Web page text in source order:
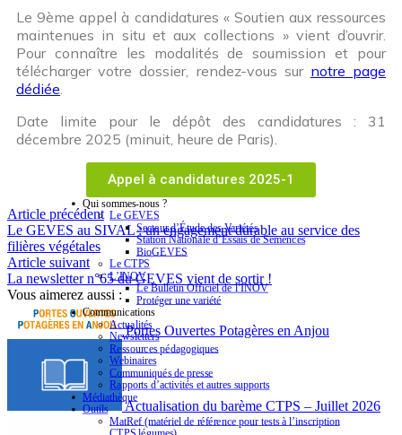
Le 9ème appel à candidatures « Soutien aux ressources
maintenues in situ et aux collections » vient d’ouvrir.
Pour connaître les modalités de soumission et pour
télécharger votre dossier, rendez-vous sur notre page
dédiée
Date limite pour le dépôt des candidatures : 31
décembre 2025 (minuit, heure de Paris).
Appel à candidatures 2025-1
Article précédent
Le GEVES au SIVAL : un engagement durable au service des
filières végétales
Article suivant
La newsletter n°65 du GEVES vient de sortir !
Vous aimerez aussi :
Portes Ouvertes Potagères en Anjou
Actualisation du barème CTPS – Juillet 2026
Qui sommes-nous ?
Le GEVES
Secteur d’Étude des Variétés
Station Nationale d’Essais de Semences
BioGEVES
Le CTPS
L’INOV
Le Bulletin Officiel de l’INOV
Protéger une variété
Communications
Actualités
Newsletters
Ressources pédagogiques
Webinaires
Communiqués de presse
Rapports d’activités et autres supports
Médiathèque
Outils
MatRef (matériel de référence pour tests à l’inscription